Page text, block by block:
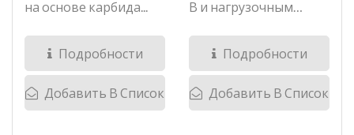
на основе карбида...
Подробности
Добавить В Список
В и нагрузочным
Подробности
Добавить В Список